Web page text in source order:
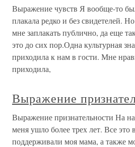
Выражение чувств Я вообще-то
плакала редко и без свидетелей.
мне заплакать публично, да еще
это до сих пор.Одна культурная
приходила к нам в гости. Мне
приходила,
Выражение
Выражение признательности На
меня ушло более трех лет. Все это
поддерживали моя мама, а также